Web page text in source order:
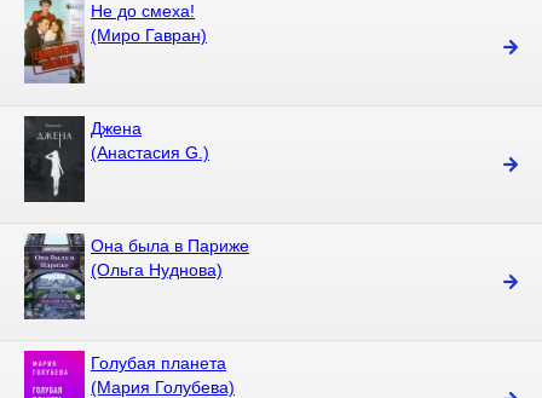
Не до смеха!
(Миро Гавран)
Джена
(Анастасия G.)
Она была в Париже
(Ольга Нуднова)
Голубая планета
(Мария Голубева)